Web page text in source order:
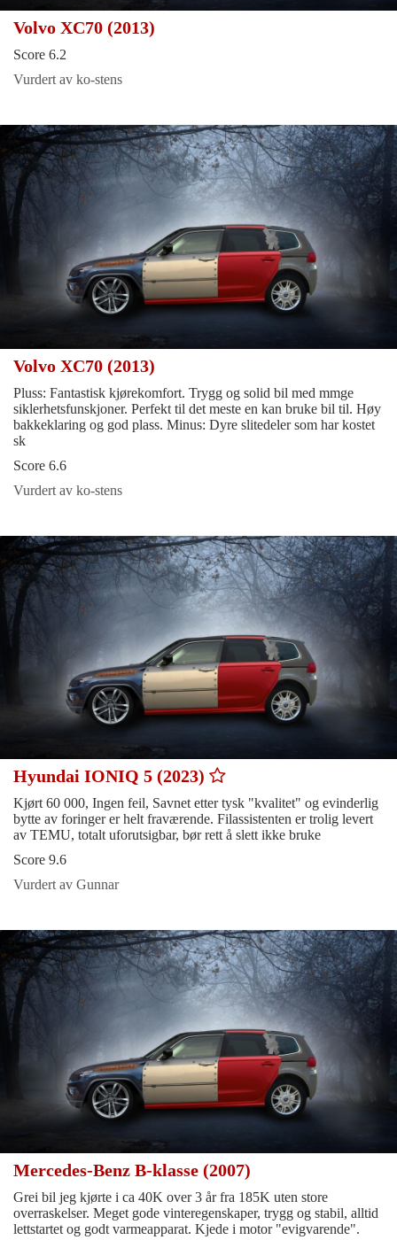
Volvo XC70 (2013)
Score 6.2
Vurdert av ko-stens
Volvo XC70 (2013)
Pluss: Fantastisk kjørekomfort. Trygg og solid bil med mmge
siklerhetsfunskjoner. Perfekt til det meste en kan bruke bil til. Høy
bakkeklaring og god plass. Minus: Dyre slitedeler som har kostet
sk
Score 6.6
Vurdert av ko-stens
Hyundai IONIQ 5 (2023)
Kjørt 60 000, Ingen feil, Savnet etter tysk "kvalitet" og evinderlig
bytte av foringer er helt fraværende. Filassistenten er trolig levert
av TEMU, totalt uforutsigbar, bør rett å slett ikke bruke
Score 9.6
Vurdert av Gunnar
Mercedes-Benz B-klasse (2007)
Grei bil jeg kjørte i ca 40K over 3 år fra 185K uten store
overraskelser. Meget gode vinteregenskaper, trygg og stabil, alltid
lettstartet og godt varmeapparat. Kjede i motor "evigvarende".